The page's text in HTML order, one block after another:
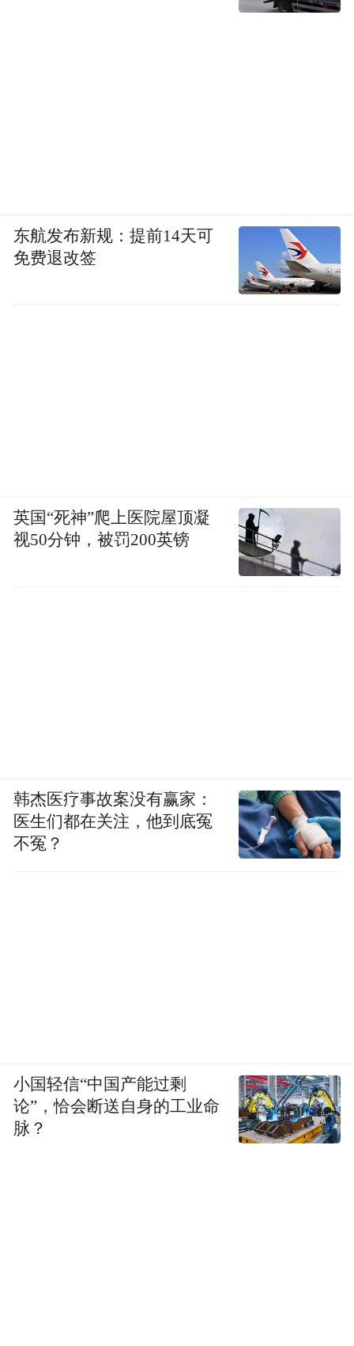
东航发布新规：提前14天可
免费退改签
英国“死神”爬上医院屋顶凝
视50分钟，被罚200英镑
韩杰医疗事故案没有赢家：
医生们都在关注，他到底冤
不冤？
小国轻信“中国产能过剩
论”，恰会断送自身的工业命
脉？